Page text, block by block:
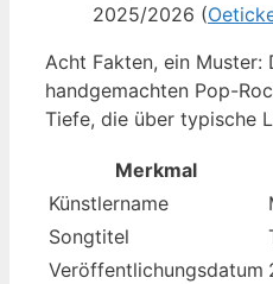
2025/2026 (
Acht Fakten, ein Muster:
handgemachten Pop-
Tiefe, die über typische
Merkmal
Künstlername
Songtitel
Veröffentlichungsdatum